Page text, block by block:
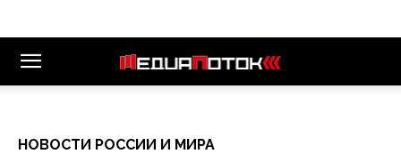
НОВОСТИ РОССИИ И МИРА